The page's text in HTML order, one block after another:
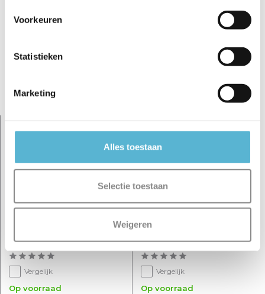
Voorkeuren
Statistieken
Marketing
Alles toestaan
Selectie toestaan
Weigeren
Schrijf je eigen review
Gerelateerde artikelen:
Lamp LED G95 5W 100 LM
1800K 3 Standen DIM Rook
Vergelijk
Op voorraad
Hanglamp Santiago Ø 35
cm brons-zwart
Vergelijk
Op voorraad